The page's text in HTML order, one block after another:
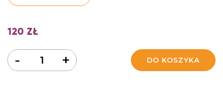
120 ZŁ
Ilość +
- DO KOSZYKA